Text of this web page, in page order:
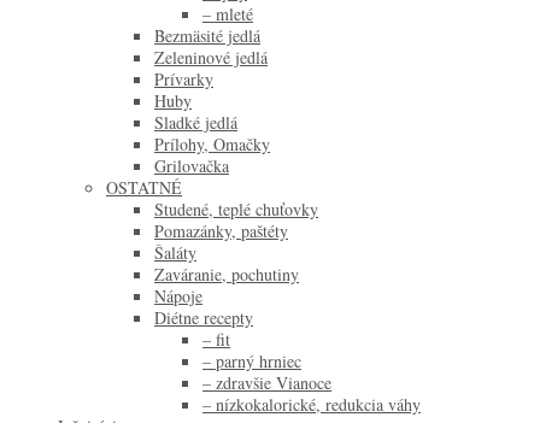
– mleté
Bezmäsité jedlá
Zeleninové jedlá
Prívarky
Huby
Sladké jedlá
Prílohy, Omačky
Grilovačka
OSTATNÉ
Studené, teplé chuťovky
Pomazánky, paštéty
Šaláty
Zaváranie, pochutiny
Nápoje
Diétne recepty
– fit
– parný hrniec
– zdravšie Vianoce
– nízkokalorické, redukcia váhy